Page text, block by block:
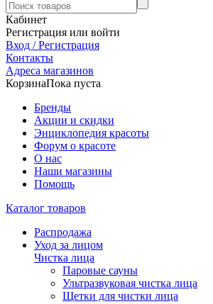
Кабинет
Регистрация или войти
Вход / Регистрация
Контакты
Адреса магазинов
КорзинаПока пуста
Бренды
Акции и скидки
Энциклопедия красоты
Форум о красоте
О нас
Наши магазины
Помощь
Каталог товаров
Распродажа
Уход за лицом
Чистка лица
Паровые сауны
Ультразвуковая чистка лица
Щетки для чистки лица